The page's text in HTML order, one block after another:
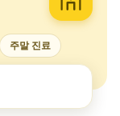
주말 진료